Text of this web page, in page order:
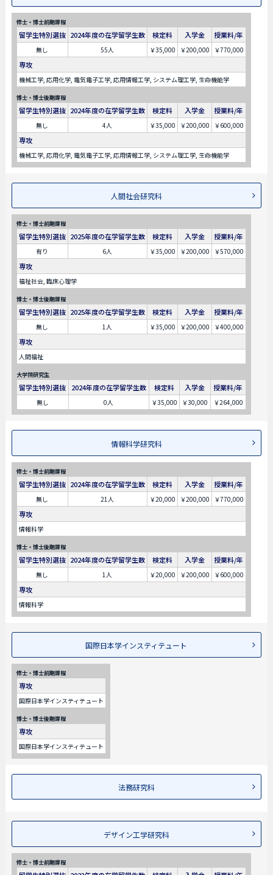
修士・博士前期課程
留学生特別選抜 2024年度の在学留学生数 検定料 入学金 授業料/年
無し 55人 ￥35,000 ￥200,000 ￥770,000
専攻
機械工学, 応用化学, 電気電子工学, 応用情報工学, システム理工学, 生命機能学
博士・博士後期課程
留学生特別選抜 2024年度の在学留学生数 検定料 入学金 授業料/年
無し 4人 ￥35,000 ￥200,000 ￥600,000
専攻
機械工学, 応用化学, 電気電子工学, 応用情報工学, システム理工学, 生命機能学
人間社会研究科
修士・博士前期課程
留学生特別選抜 2025年度の在学留学生数 検定料 入学金 授業料/年
有り 6人 ￥35,000 ￥200,000 ￥570,000
専攻
福祉社会, 臨床心理学
博士・博士後期課程
留学生特別選抜 2025年度の在学留学生数 検定料 入学金 授業料/年
無し 1人 ￥35,000 ￥200,000 ￥400,000
専攻
人間福祉
大学院研究生
留学生特別選抜 2024年度の在学留学生数 検定料 入学金 授業料/年
無し 0人 ￥35,000 ￥30,000 ￥264,000
情報科学研究科
修士・博士前期課程
留学生特別選抜 2024年度の在学留学生数 検定料 入学金 授業料/年
無し 21人 ￥20,000 ￥200,000 ￥770,000
専攻
情報科学
博士・博士後期課程
留学生特別選抜 2024年度の在学留学生数 検定料 入学金 授業料/年
無し 1人 ￥20,000 ￥200,000 ￥600,000
専攻
情報科学
国際日本学インスティテュート
修士・博士前期課程
専攻
国際日本学インスティテュート
博士・博士後期課程
専攻
国際日本学インスティテュート
法務研究科
デザイン工学研究科
修士・博士前期課程